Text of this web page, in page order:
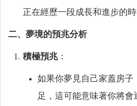
正在經歷一段成長和進步的時
二、夢境的預兆分析
積極預兆：
如果你夢見自己家蓋房子
足，這可能意味著你將